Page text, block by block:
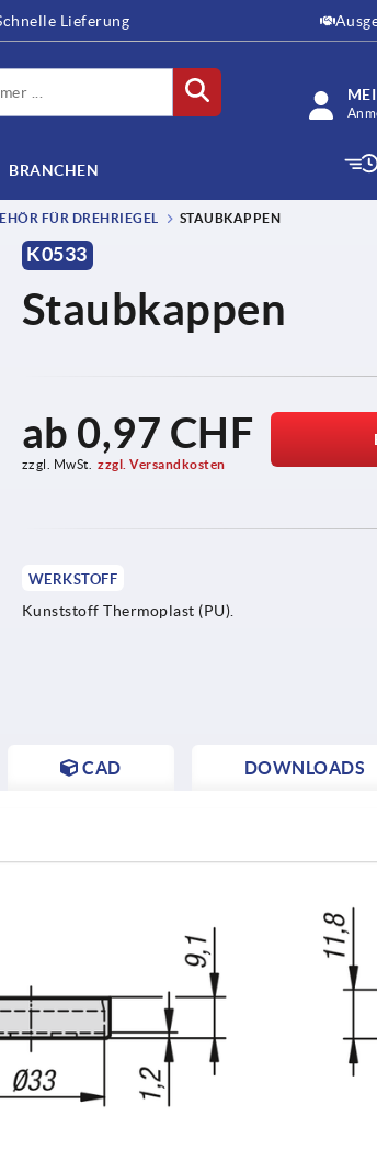
Lieferung
BRANCHEN
FÜR DREHRIEGEL STAUBKAPPEN
K0533
Staubkappen
ab 0,97 CHF
zzgl. MwSt. zzgl. Versandkosten
WERKSTOFF
Kunststoff Thermoplast (PU).
CAD DOWNLOADS